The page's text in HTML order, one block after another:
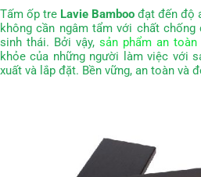
Tấm ốp tre Lavie Bamboo đạt đến độ
không cần ngâm tẩm với chất
sinh thái. Bởi vậy, sản phẩm an
khỏe của những người làm việc với
xuất và lắp đặt. Bền vững, an toàn và